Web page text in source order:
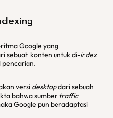
Google yang
sebuah konten untuk di-index
pencarian.
versi desktopdari sebuah
bahwa sumber traffic
Google pun beradaptasi